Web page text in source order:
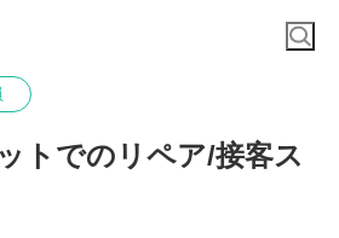
トでのリペア/接客ス